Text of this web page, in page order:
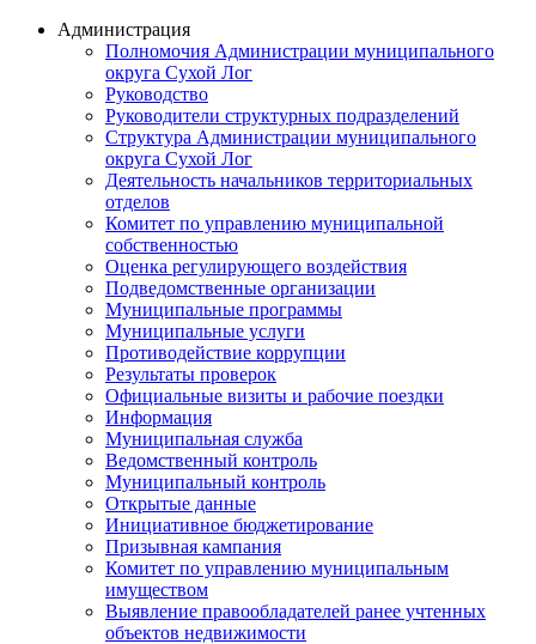
Администрация
Полномочия Администрации муниципального
округа Сухой Лог
Руководство
Руководители структурных подразделений
Структура Администрации муниципального
округа Сухой Лог
Деятельность начальников территориальных
отделов
Комитет по управлению муниципальной
собственностью
Оценка регулирующего воздействия
Подведомственные организации
Муниципальные программы
Муниципальные услуги
Противодействие коррупции
Результаты проверок
Официальные визиты и рабочие поездки
Информация
Муниципальная служба
Ведомственный контроль
Муниципальный контроль
Открытые данные
Инициативное бюджетирование
Призывная кампания
Комитет по управлению муниципальным
имуществом
Выявление правообладателей ранее учтенных
объектов недвижимости